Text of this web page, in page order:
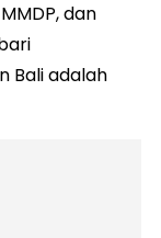
dan
Bali adalah